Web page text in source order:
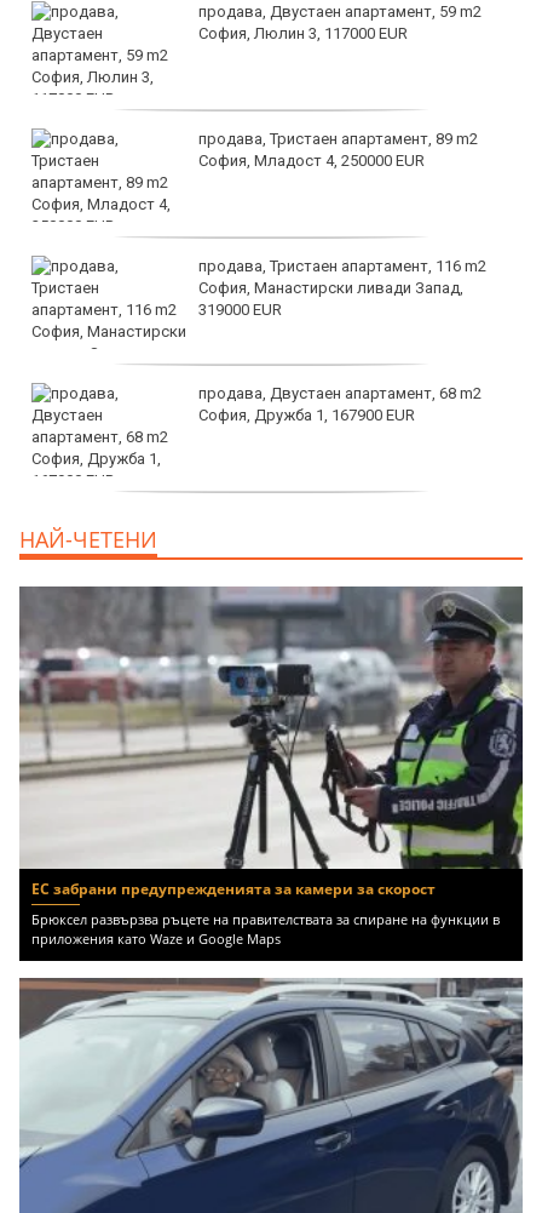
продава, Двустаен апартамент, 59 m2
София, Люлин 3, 117000 EUR
продава, Тристаен апартамент, 89 m2
София, Младост 4, 250000 EUR
продава, Тристаен апартамент, 116 m2
София, Манастирски ливади Запад,
319000 EUR
продава, Двустаен апартамент, 68 m2
София, Дружба 1, 167900 EUR
НАЙ-ЧЕТЕНИ
ЕС забрани предупрежденията за камери за скорост
Брюксел развързва ръцете на правителствата за спиране на функции в
приложения като Waze и Google Maps